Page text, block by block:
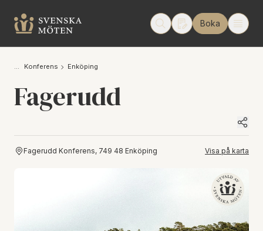
Boka
Konferens Enköping
Fagerudd
Fagerudd Konferens, 749 48 Enköping Visa på karta